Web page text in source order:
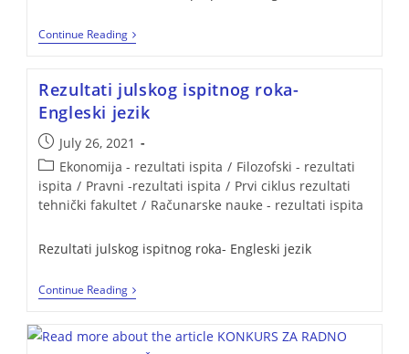
Continue Reading
Rezultati julskog ispitnog roka-
Engleski jezik
July 26, 2021
Ekonomija - rezultati ispita / Filozofski - rezultati
ispita / Pravni -rezultati ispita / Prvi ciklus rezultati
tehnički fakultet / Računarske nauke - rezultati ispita
Rezultati julskog ispitnog roka- Engleski jezik
Continue Reading